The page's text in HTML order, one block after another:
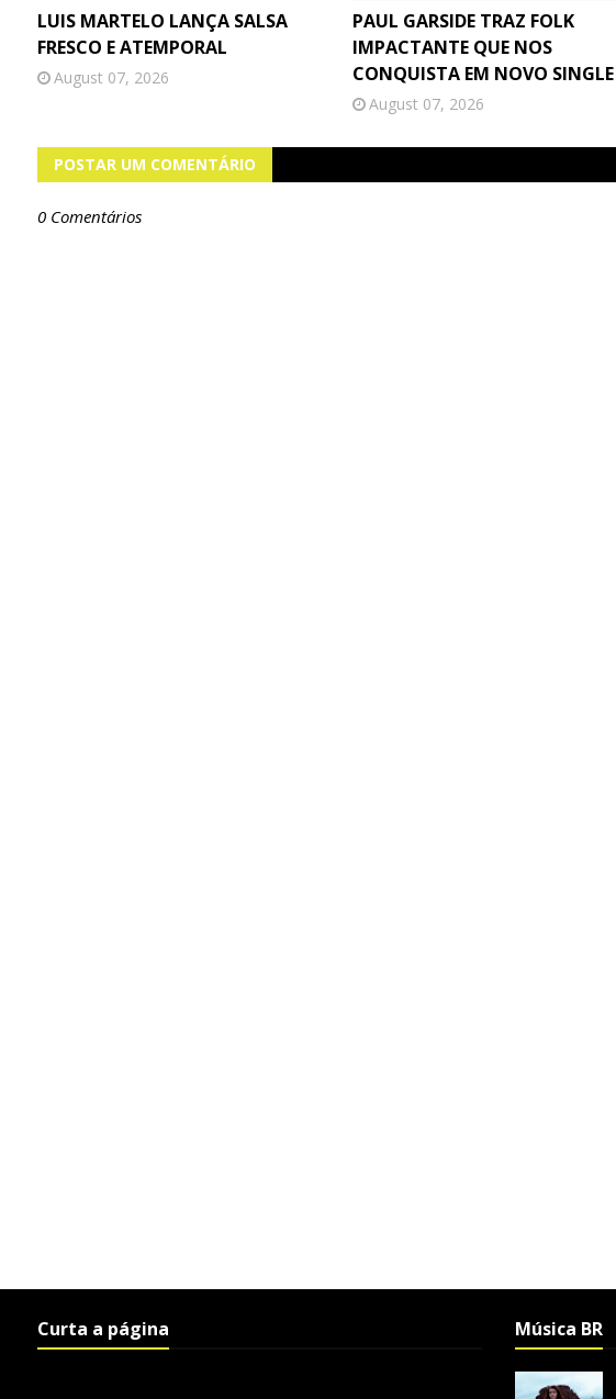
LUIS MARTELO LANÇA SALSA
FRESCO E ATEMPORAL
August 07, 2026
PAUL GARSIDE TRAZ FOLK
IMPACTANTE QUE NOS
CONQUISTA EM NOVO SINGLE
August 07, 2026
POSTAR UM COMENTÁRIO
0 Comentários
Curta a página Música BR